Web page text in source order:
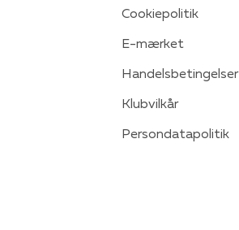
Cookiepolitik
E-mærket
Handelsbetingelser
Klubvilkår
Persondatapolitik